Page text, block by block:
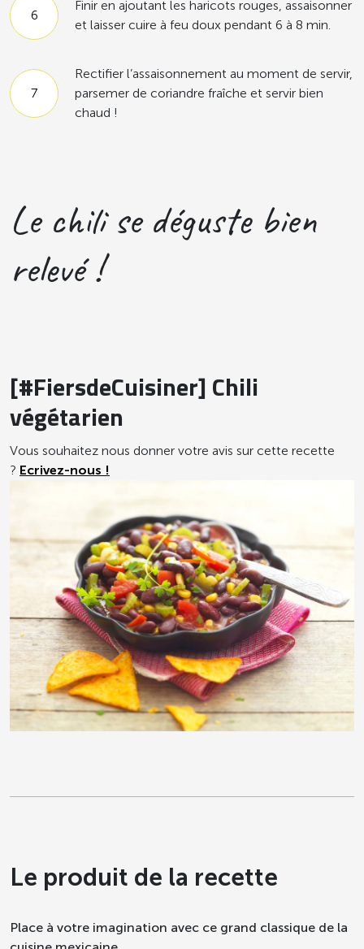
Finir en ajoutant les haricots rouges, assaisonner
et laisser cuire à feu doux pendant 6 à 8 min.
Rectifier l’assaisonnement au moment de servir,
parsemer de coriandre fraîche et servir bien
chaud !
Le chili se déguste bien
relevé !
[#FiersdeCuisiner] Chili
végétarien
Vous souhaitez nous donner votre avis sur cette recette
? Ecrivez-nous !
Le produit de la recette
Place à votre imagination avec ce grand classique de la